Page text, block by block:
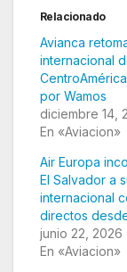
Relacionado
Avianca
internacional
por Wamos
diciembre 14,
En «Aviacion»
Air Europa
El Salvador a
internacional
directos
junio 22, 2026
En «Aviacion»